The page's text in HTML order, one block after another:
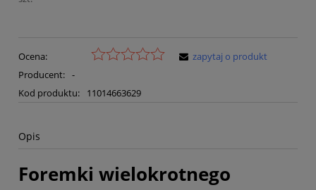
Ocena:
Producent: -
Kod produktu:
11014663629
zapytaj o produkt
Opis
Foremki wielokrotnego